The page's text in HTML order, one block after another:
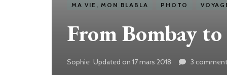
MA VIE, MON BLABLA PHOTO
From Bombay
Sophie Updated on 17 mars 2018 3